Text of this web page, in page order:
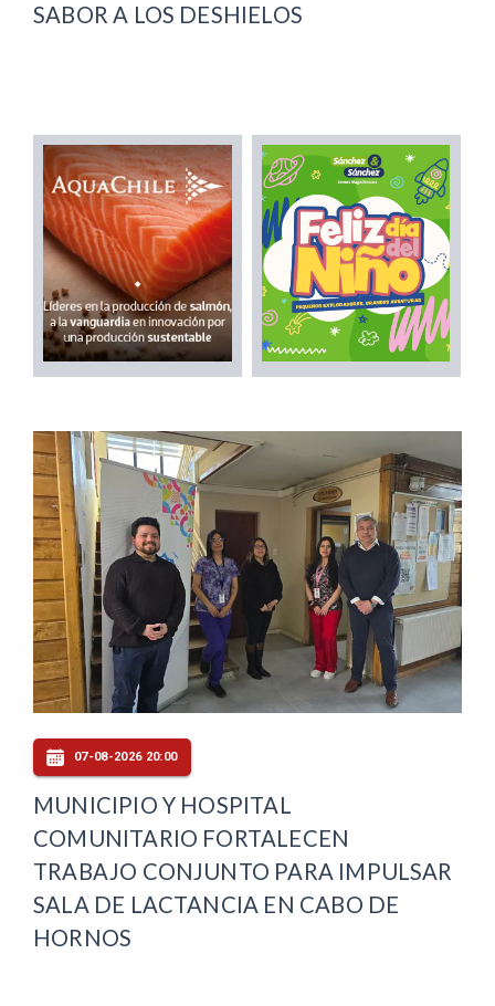
SABOR A LOS DESHIELOS
07-08-2026 20:00
MUNICIPIO Y HOSPITAL
COMUNITARIO FORTALECEN
TRABAJO CONJUNTO PARA IMPULSAR
SALA DE LACTANCIA EN CABO DE
HORNOS